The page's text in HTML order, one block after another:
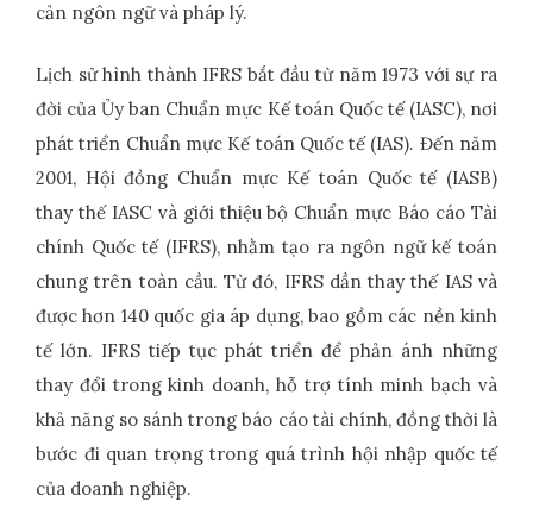
cản ngôn ngữ và pháp lý.
Lịch sử hình thành IFRS bắt đầu từ năm 1973 với sự ra
đời của Ủy ban Chuẩn mực Kế toán Quốc tế (IASC), nơi
phát triển Chuẩn mực Kế toán Quốc tế (IAS). Đến năm
2001, Hội đồng Chuẩn mực Kế toán Quốc tế (IASB)
thay thế IASC và giới thiệu bộ Chuẩn mực Báo cáo Tài
chính Quốc tế (IFRS), nhằm tạo ra ngôn ngữ kế toán
chung trên toàn cầu. Từ đó, IFRS dần thay thế IAS và
được hơn 140 quốc gia áp dụng, bao gồm các nền kinh
tế lớn. IFRS tiếp tục phát triển để phản ánh những
thay đổi trong kinh doanh, hỗ trợ tính minh bạch và
khả năng so sánh trong báo cáo tài chính, đồng thời là
bước đi quan trọng trong quá trình hội nhập quốc tế
của doanh nghiệp.